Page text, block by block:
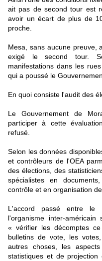
ait pas de second tour est
avoir un écart de plus de
proche.
Mesa, sans aucune preuve,
exigé le second tour.
manifestations dans les
qui a poussé le
En quoi consiste l'audit des
Le Gouvernement de
participer à cette
refusé.
Selon les données
et contrôleurs de l'OEA
des élections, des
spécialistes en
contrôle et en organisation
L'accord passé entre le
l'organisme inter-
« vérifier les décomptes
bulletins de vote, les
autres choses, les
statistiques et de